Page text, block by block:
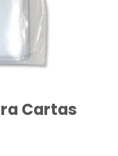
Cartas